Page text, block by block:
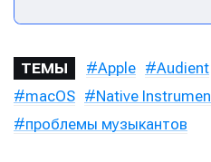
ТЕМЫ Apple Audient
macOS
Native
проблемы музыкантов